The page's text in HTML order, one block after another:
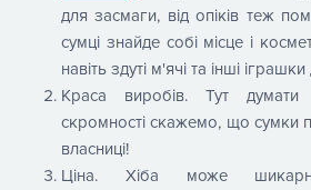
для засмаги, від опіків теж
сумці знайде собі місце і
навіть здуті м'ячі та інші
Краса виробів. Тут думати
скромності скажемо, що сумки
власниці!
Ціна. Хіба може